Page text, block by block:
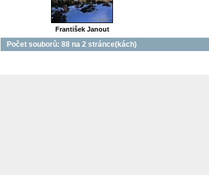
František Janout
Počet souborů: 88 na 2 stránce(kách)